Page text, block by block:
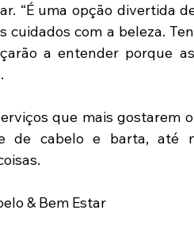
“É uma opção divertida
com a beleza.
a entender porque
que mais gostarem
de cabelo e barta, até
& Bem Estar